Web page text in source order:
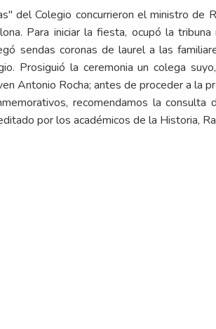
del Colegio concurrieron el ministro de
Para iniciar la fiesta, ocupó la
sendas coronas de laurel a las
Prosiguió la ceremonia un colega
Antonio Rocha; antes de proceder a la
recomendamos la consulta
por los académicos de la Historia,